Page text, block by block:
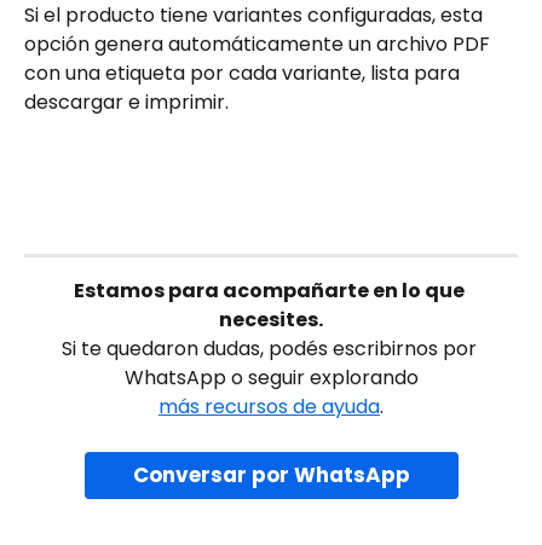
Si el producto tiene variantes configuradas, esta
opción genera automáticamente un archivo PDF
con una etiqueta por cada variante, lista para
descargar e imprimir.
Estamos para acompañarte en lo que
necesites.
Si te quedaron dudas, podés escribirnos por
WhatsApp o seguir explorando
más recursos de ayuda.
Conversar por WhatsApp